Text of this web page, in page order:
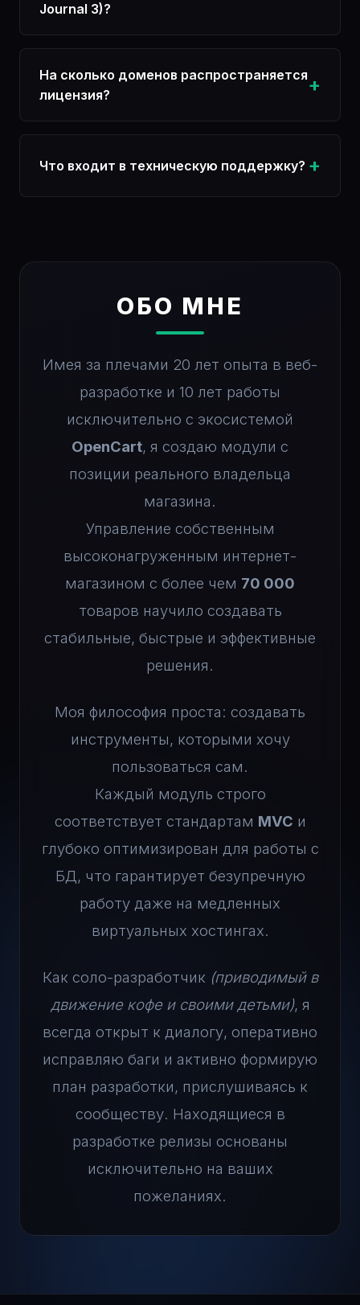
Journal 3)?
На сколько доменов распространяется
лицензия?
Что входит в техническую поддержку?
ОБО МНЕ
Имея за плечами 20 лет опыта в веб-
разработке и 10 лет работы
исключительно с экосистемой
OpenCart, я создаю модули с
позиции реального владельца
магазина.
Управление собственным
высоконагруженным интернет-
магазином с более чем 70 000
товаров научило создавать
стабильные, быстрые и эффективные
решения.
Моя философия проста: создавать
инструменты, которыми хочу
пользоваться сам.
Каждый модуль строго
соответствует стандартам MVC и
глубоко оптимизирован для работы с
БД, что гарантирует безупречную
работу даже на медленных
виртуальных хостингах.
Как соло-разработчик (приводимый в
движение кофе и своими детьми), я
всегда открыт к диалогу, оперативно
исправляю баги и активно формирую
план разработки, прислушиваясь к
сообществу. Находящиеся в
разработке релизы основаны
исключительно на ваших
пожеланиях.